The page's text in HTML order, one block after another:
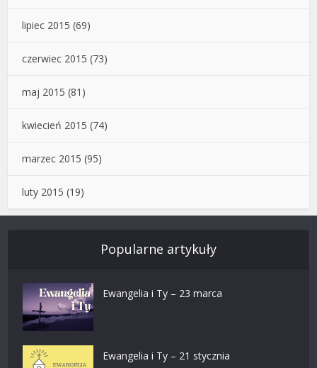
lipiec 2015 (69)
czerwiec 2015 (73)
maj 2015 (81)
kwiecień 2015 (74)
marzec 2015 (95)
luty 2015 (19)
Popularne artykuły
Ewangelia i Ty – 23 marca
Ewangelia i Ty – 21 stycznia